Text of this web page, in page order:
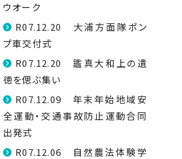
ウオーク
R07.12.20 大浦方面隊ポン
プ車交付式
R07.12.20 鑑真大和上の遺
徳を偲ぶ集い
R07.12.09 年末年始地域安
全運動・交通事故防止運動合同
出発式
R07.12.06 自然農法体験学